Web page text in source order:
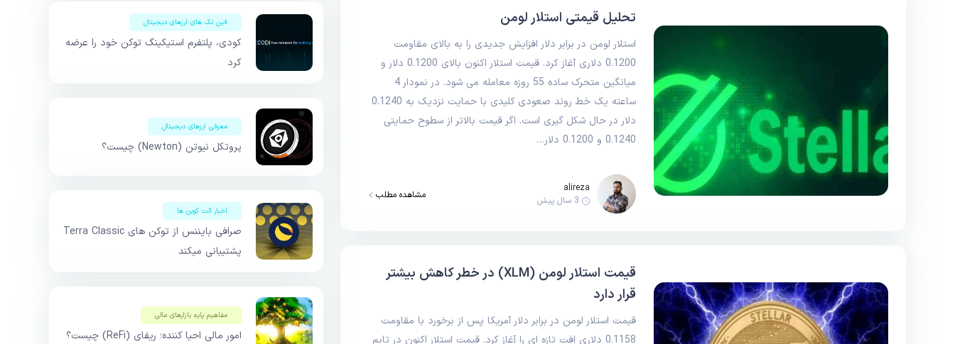
تحلیل قیمتی استلار لومن
استلار لومن در برابر دلار افزایش جدیدی را به بالای مقاومت
0.1200 دلاری آغاز کرد. قیمت استلار اکنون بالای 0.1200 دلار و
میانگین متحرک ساده 55 روزه معامله می شود. در نمودار 4
ساعته یک خط روند صعودی کلیدی با حمایت نزدیک به 0.1240
دلار در حال شکل گیری است. اگر قیمت بالاتر از سطوح حمایتی
0.1240 و 0.1200 دلار…
alireza
3 سال پیش
مشاهده مطلب
قیمت استلار لومن (XLM) در خطر کاهش بیشتر
قرار دارد
قیمت استلار لومن در برابر دلار آمریکا پس از برخورد با مقاومت
0.1158 دلاری افت تازه ای را آغاز کرد. قیمت استلار اکنون در تایم
فین تک های ارزهای دیجیتال
کودی، پلتفرم استیکینگ توکن خود را عرضه
کرد
معرفی ارزهای دیجیتال
پروتکل نیوتن (Newton) چیست؟
اخبار آلت کوین ها
صرافی بایننس از توکن های Terra Classic
پشتیبانی میکند
مفاهیم پایه بازار‌های مالی
امور مالی احیا کننده؛ ریفای (ReFi) چیست؟